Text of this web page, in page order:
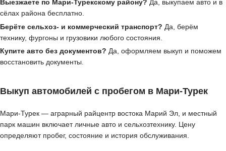
Выезжаете по Мари-Турекскому району? Да, выкупаем авто и в
сёлах района бесплатно.
Берёте сельхоз- и коммерческий транспорт? Да, берём
технику, фургоны и грузовики любого состояния.
Купите авто без документов? Да, оформляем выкуп и поможем
восстановить документы.
Выкуп автомобилей с пробегом в Мари-Турек
Мари-Турек — аграрный райцентр востока Марий Эл, и местный
парк машин включает личные авто и сельхозтехнику. Цену
определяют пробег, состояние и история обслуживания.